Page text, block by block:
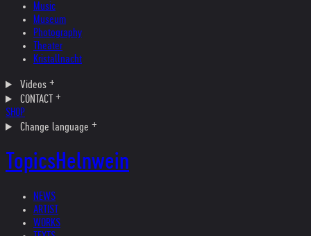
Music
Museum
Photography
Theater
Kristallnacht
Videos
CONTACT
SHOP
Change language
TopicsHelnwein
NEWS
ARTIST
WORKS